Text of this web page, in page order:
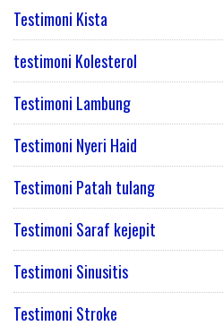
Testimoni Kista
testimoni Kolesterol
Testimoni Lambung
Testimoni Nyeri Haid
Testimoni Patah tulang
Testimoni Saraf kejepit
Testimoni Sinusitis
Testimoni Stroke